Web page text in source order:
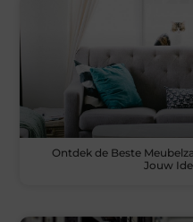
Ontdek de Beste
Jouw